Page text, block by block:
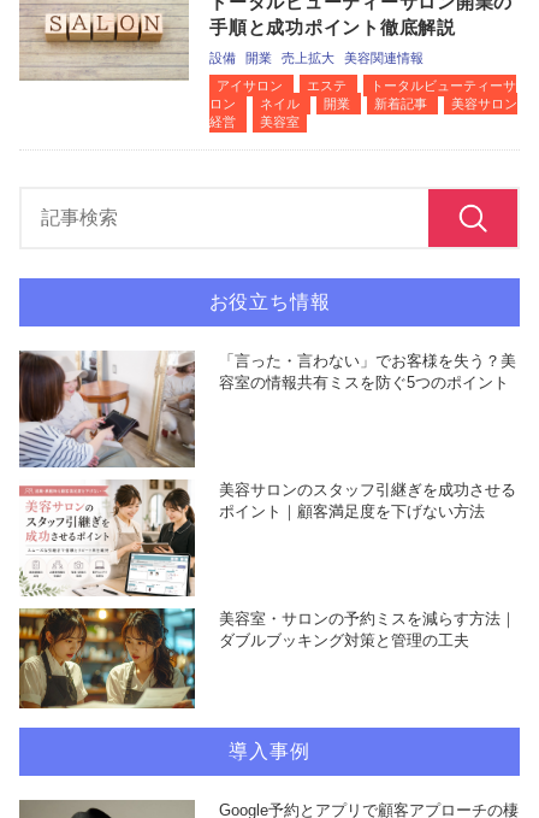
手順と成功ポイント徹底解説
設備 開業 売上拡大
美容関連情報
アイサロン
エステ
トータルビューティーサ
ロン
ネイル 開業 新着記事
美容サロン
経営
美容室
お役立ち情報
「言った・言わない」でお客様を失う？美
容室の情報共有ミスを防ぐ5つのポイント
美容サロンのスタッフ引継ぎを成功させる
ポイント｜顧客満足度を下げない方法
美容室・サロンの予約ミスを減らす方法｜
ダブルブッキング対策と管理の工夫
導入事例
Google予約とアプリで顧客アプローチの棲